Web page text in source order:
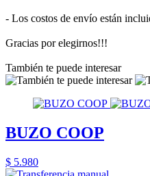
- Los costos de envío están
Gracias por elegirnos!!!
También te puede interesar
BUZO COOP
$ 5.980